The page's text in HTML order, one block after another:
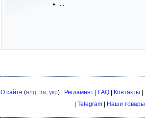
...
О сайте (eng, fra, укр) | Регламент| FAQ| Контакты
Telegram Наши товары